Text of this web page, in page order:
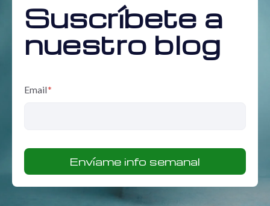
Suscríbete a
nuestro blog
Email*